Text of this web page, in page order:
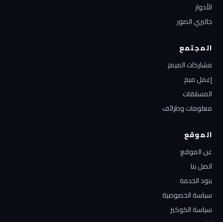
الأدوار
جاليري الصور
المجتمع
مشاركات الميمز
إعمل ميم
المسابقات
معلومات وطرائف
الموقع
عن الموقع
اتصل بنا
بنود الخدمة
سياسة الخصوصية
سياسة الكوكيز